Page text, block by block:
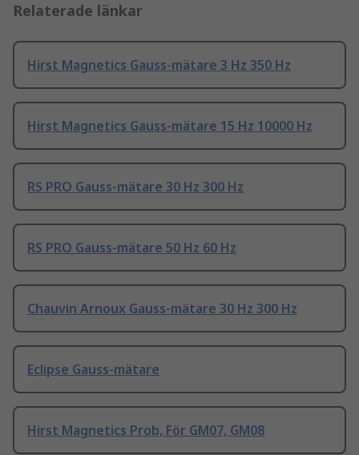
Relaterade länkar
Hirst Magnetics Gauss-mätare 3 Hz 350 Hz
Hirst Magnetics Gauss-mätare 15 Hz 10000 Hz
RS PRO Gauss-mätare 30 Hz 300 Hz
RS PRO Gauss-mätare 50 Hz 60 Hz
Chauvin Arnoux Gauss-mätare 30 Hz 300 Hz
Eclipse Gauss-mätare
Hirst Magnetics Prob, För GM07, GM08